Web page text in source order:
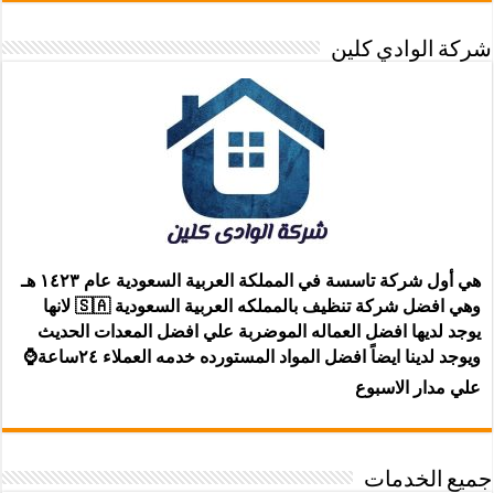
شركة الوادي كلين
هي أول شركة تاسسة في المملكة العربية السعودية عام ١٤٢٣ هـ
وهي افضل شركة تنظيف بالمملكه العربية السعودية 🇸🇦 لانها
يوجد لديها افضل العماله الموضربة علي افضل المعدات الحديث
ويوجد لدينا ايضاً افضل المواد المستورده خدمه العملاء ٢٤ساعة⌚
علي مدار الاسبوع
جميع الخدمات